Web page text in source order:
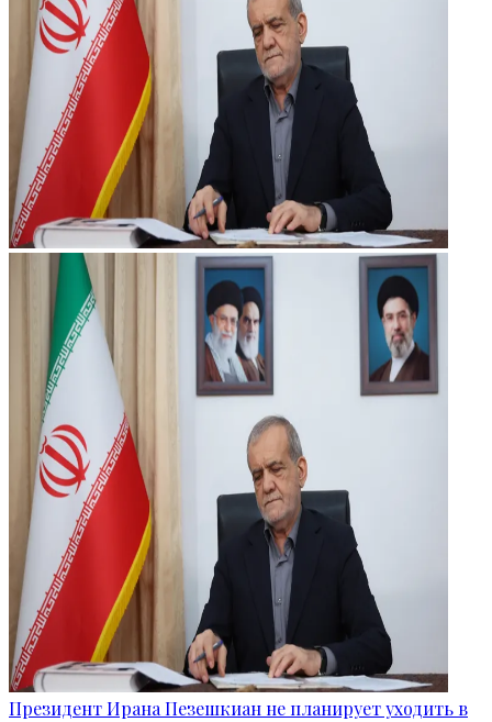
Президент Ирана Пезешкиан не планирует уходить в